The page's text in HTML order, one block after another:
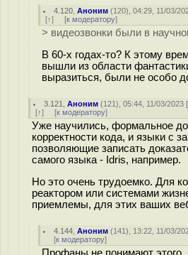
4.120 ,Аноним (120), 04:29, 11/03/
[↑] [к модератору]
> видеозвонки были в
В 60-х годах-то? К этому
вышли из области
выразиться, были не особо
3.121 ,Аноним (121), 05:44, 11/03/2023 [
[↑] [к модератору]
Уже научились, формальное
корректности кода, и языки с
позволяющие записать
самого языка - Idris, например.
Но это очень трудоемко. Для
реактором или системами
приемлемы, для этих ваших
4.144 ,Аноним (141), 13:22, 11/03/
[к модератору]